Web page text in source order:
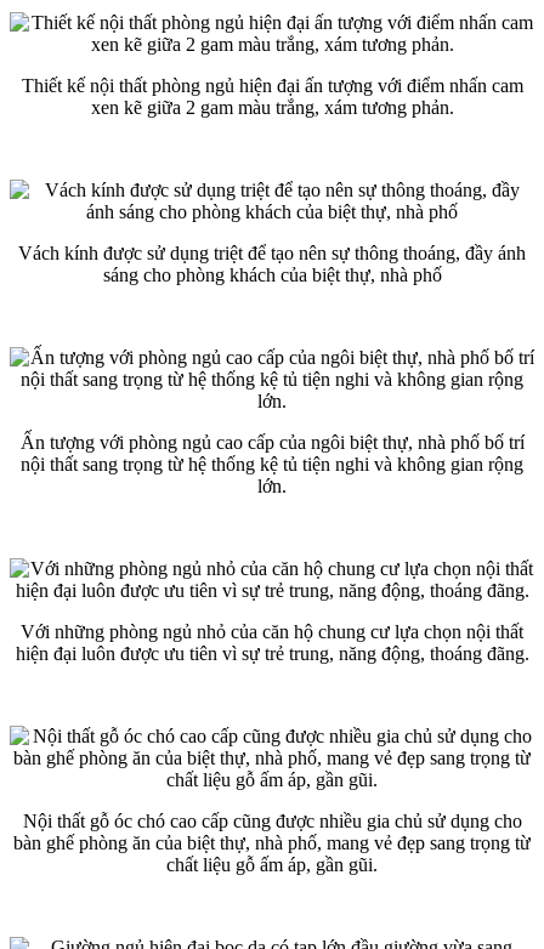
Thiết kế nội thất phòng ngủ hiện đại ấn tượng với điểm nhấn cam
xen kẽ giữa 2 gam màu trắng, xám tương phản.
Vách kính được sử dụng triệt để tạo nên sự thông thoáng, đầy ánh
sáng cho phòng khách của biệt thự, nhà phố
Ấn tượng với phòng ngủ cao cấp của ngôi biệt thự, nhà phố bố trí
nội thất sang trọng từ hệ thống kệ tủ tiện nghi và không gian rộng
lớn.
Với những phòng ngủ nhỏ của căn hộ chung cư lựa chọn nội thất
hiện đại luôn được ưu tiên vì sự trẻ trung, năng động, thoáng đãng.
Nội thất gỗ óc chó cao cấp cũng được nhiều gia chủ sử dụng cho
bàn ghế phòng ăn của biệt thự, nhà phố, mang vẻ đẹp sang trọng từ
chất liệu gỗ ấm áp, gần gũi.